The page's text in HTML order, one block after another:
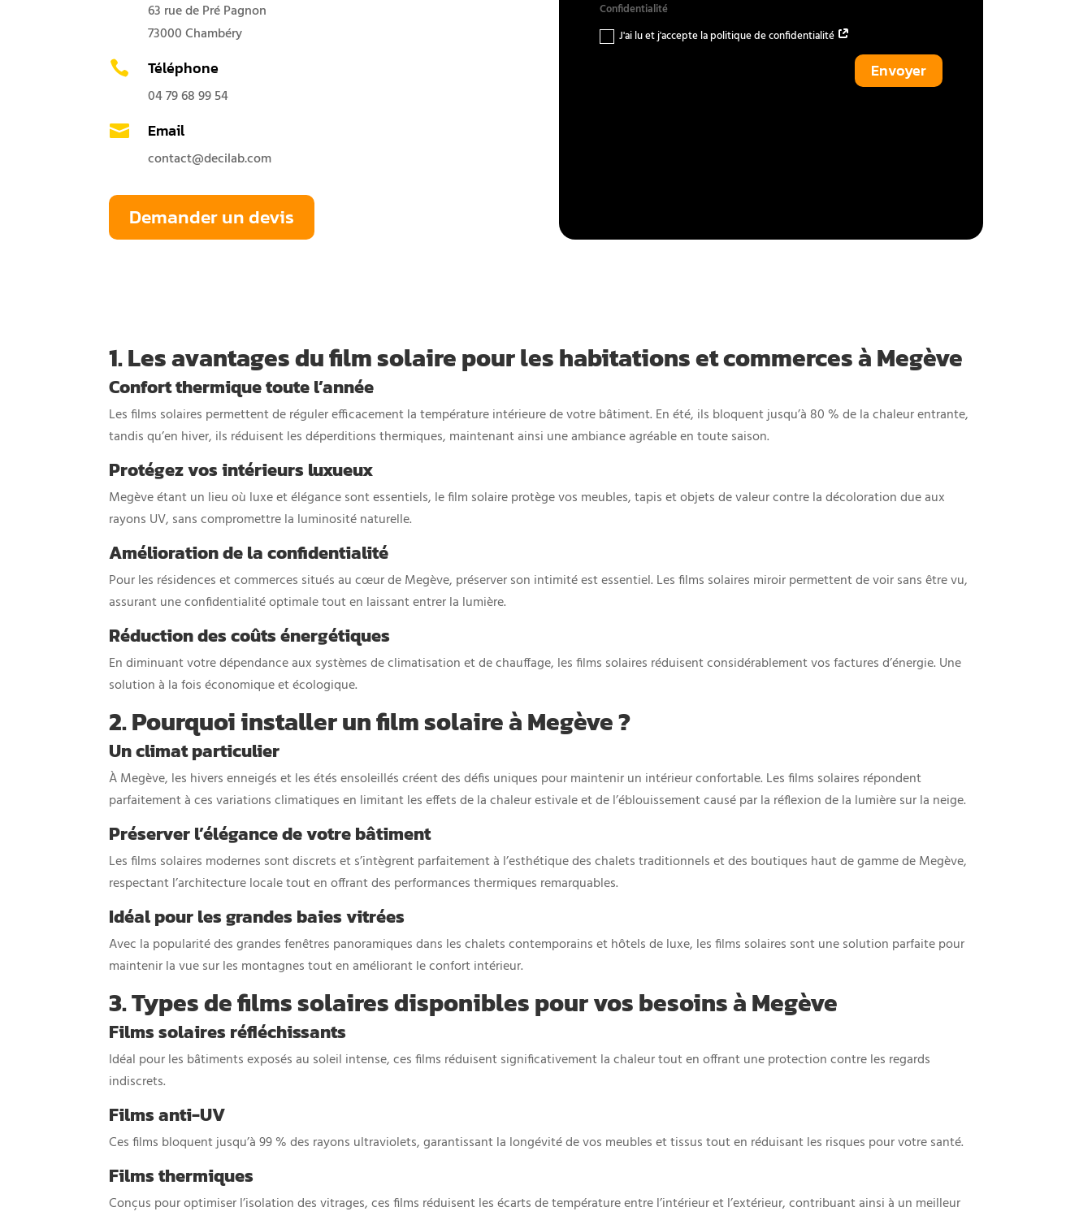
63 rue de Pré Pagnon
73000 Chambéry
 Téléphone
04 79 68 99 54
 Email
contact@decilab.com
Demander un devis
Confidentialité
J'ai lu et j'accepte la politique de confidentialité
Envoyer
1. Les avantages du film solaire pour les habitations et commerces à Megève
Confort thermique toute l’année
Les films solaires permettent de réguler efficacement la température intérieure de votre bâtiment. En été, ils bloquent jusqu’à 80 % de la chaleur entrante,
tandis qu’en hiver, ils réduisent les déperditions thermiques, maintenant ainsi une ambiance agréable en toute saison.
Protégez vos intérieurs luxueux
Megève étant un lieu où luxe et élégance sont essentiels, le film solaire protège vos meubles, tapis et objets de valeur contre la décoloration due aux
rayons UV, sans compromettre la luminosité naturelle.
Amélioration de la confidentialité
Pour les résidences et commerces situés au cœur de Megève, préserver son intimité est essentiel. Les films solaires miroir permettent de voir sans être vu,
assurant une confidentialité optimale tout en laissant entrer la lumière.
Réduction des coûts énergétiques
En diminuant votre dépendance aux systèmes de climatisation et de chauffage, les films solaires réduisent considérablement vos factures d’énergie. Une
solution à la fois économique et écologique.
2. Pourquoi installer un film solaire à Megève ?
Un climat particulier
À Megève, les hivers enneigés et les étés ensoleillés créent des défis uniques pour maintenir un intérieur confortable. Les films solaires répondent
parfaitement à ces variations climatiques en limitant les effets de la chaleur estivale et de l’éblouissement causé par la réflexion de la lumière sur la neige.
Préserver l’élégance de votre bâtiment
Les films solaires modernes sont discrets et s’intègrent parfaitement à l’esthétique des chalets traditionnels et des boutiques haut de gamme de Megève,
respectant l’architecture locale tout en offrant des performances thermiques remarquables.
Idéal pour les grandes baies vitrées
Avec la popularité des grandes fenêtres panoramiques dans les chalets contemporains et hôtels de luxe, les films solaires sont une solution parfaite pour
maintenir la vue sur les montagnes tout en améliorant le confort intérieur.
3. Types de films solaires disponibles pour vos besoins à Megève
Films solaires réfléchissants
Idéal pour les bâtiments exposés au soleil intense, ces films réduisent significativement la chaleur tout en offrant une protection contre les regards
indiscrets.
Films anti-UV
Ces films bloquent jusqu’à 99 % des rayons ultraviolets, garantissant la longévité de vos meubles et tissus tout en réduisant les risques pour votre santé.
Films thermiques
Conçus pour optimiser l’isolation des vitrages, ces films réduisent les écarts de température entre l’intérieur et l’extérieur, contribuant ainsi à un meilleur